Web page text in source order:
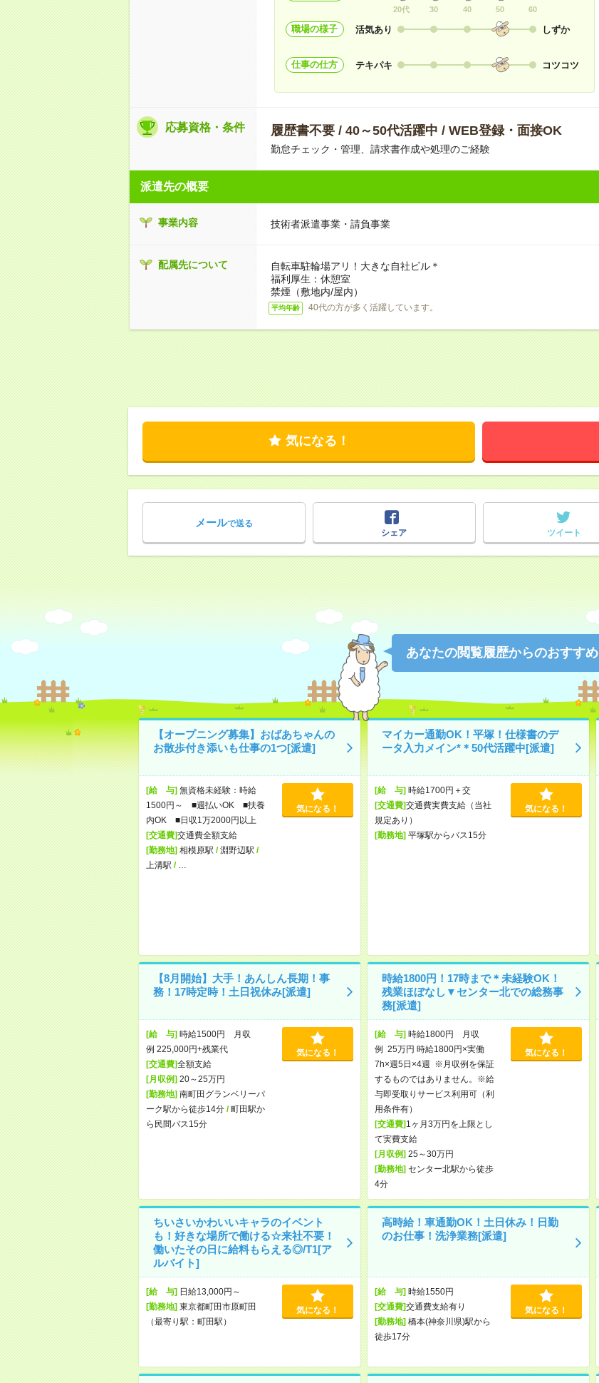
20代 30 40 50 60
職場の様子 活気あり しずか
仕事の仕方 テキパキ コツコツ
応募資格・条件 履歴書不要 / 40～50代活躍中 / WEB登録・面接OK
勤怠チェック・管理、請求書作成や処理のご経験
派遣先の概要
事業内容 技術者派遣事業・請負事業
配属先について
自転車駐輪場アリ！大きな自社ビル＊
福利厚生：休憩室
禁煙（敷地内/屋内）
平均年齢 40代の方が多く活躍しています。
気になる！
メールで送る
シェア
ツイート
あなたの閲覧履歴からのおすすめ
【オープニング募集】おばあちゃんの
お散歩付き添いも仕事の1つ[派遣]
[給 与]無資格未経験：時給
1500円～ ■週払いOK ■扶養
内OK ■日収1万2000円以上
[交通費]交通費全額支給
[勤務地]相模原駅 /淵野辺駅 /
上溝駅 /
気になる！
マイカー通勤OK！平塚！仕様書のデ
ータ入力メイン*＊50代活躍中[派遣]
[給 与]時給1700円＋交
[交通費]交通費実費支給（当社
規定あり）
[勤務地]平塚駅からバス15分
気になる！
【8月開始】大手！あんしん長期！事
務！17時定時！土日祝休み[派遣]
[給 与]時給1500円 月収
例 225,000円+残業代
[交通費]全額支給
[月収例]20～25万円
[勤務地]南町田グランベリーパ
ーク駅から徒歩14分/町田駅か
ら民間バス15分
気になる！
時給1800円！17時まで＊未経験OK！
残業ほぼなし▼センター北での総務事
務[派遣]
[給 与]時給1800円 月収
例 25万円 時給1800円×実働
7h×週5日×4週 ※月収例を保証
するものではありません。※給
与即受取りサービス利用可（利
用条件有）
[交通費]1ヶ月3万円を上限とし
て実費支給
[月収例]25～30万円
[勤務地]センター北駅から徒歩
4分
気になる！
ちいさいかわいいキャラのイベント
も！好きな場所で働ける☆来社不要！
働いたその日に給料もらえる◎/T1[ア
ルバイト]
[給 与]日給13,000円～
[勤務地]東京都町田市原町田
（最寄り駅：町田駅）
気になる！
高時給！車通勤OK！土日休み！日勤
のお仕事！洗浄業務[派遣]
[給 与]時給1550円
[交通費]交通費支給有り
[勤務地]橋本(神奈川県)駅から
徒歩17分
気になる！